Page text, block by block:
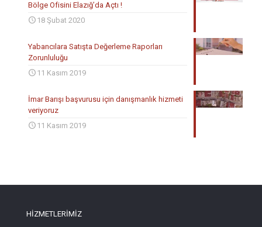
Bölge Ofisini Elazığ’da Açtı !
18 Şubat 2020
Yabancılara Satışta Değerleme Raporları
Zorunluluğu
11 Kasım 2019
İmar Barışı başvurusu için danışmanlık hizmeti
veriyoruz
11 Kasım 2019
HİZMETLERİMİZ